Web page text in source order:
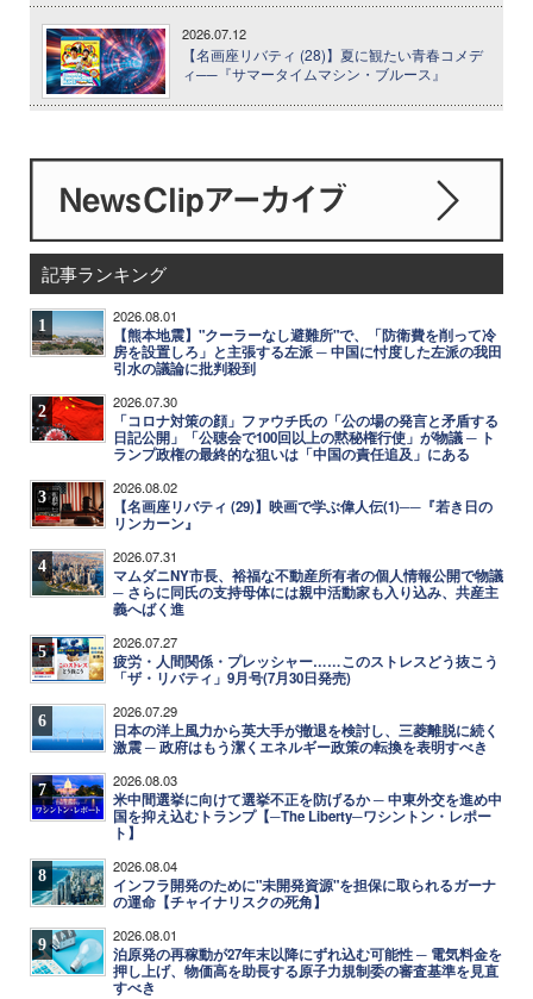
2026.07.12
【名画座リバティ (28)】夏に観たい青春コメデ
ィ──『サマータイムマシン・ブルース』
記事ランキング
1 2026.08.01
【熊本地震】"クーラーなし避難所"で、「防衛費を削って冷
房を設置しろ」と主張する左派 ─ 中国に忖度した左派の我田
引水の議論に批判殺到
2 2026.07.30
「コロナ対策の顔」ファウチ氏の「公の場の発言と矛盾する
日記公開」「公聴会で100回以上の黙秘権行使」が物議 ─ ト
ランプ政権の最終的な狙いは「中国の責任追及」にある
3 2026.08.02
【名画座リバティ (29)】映画で学ぶ偉人伝(1)──『若き日の
リンカーン』
4 2026.07.31
マムダニNY市長、裕福な不動産所有者の個人情報公開で物議
─ さらに同氏の支持母体には親中活動家も入り込み、共産主
義へばく進
5 2026.07.27
疲労・人間関係・プレッシャー……このストレスどう抜こう
「ザ・リバティ」9月号(7月30日発売)
6 2026.07.29
日本の洋上風力から英大手が撤退を検討し、三菱離脱に続く
激震 ─ 政府はもう潔くエネルギー政策の転換を表明すべき
7 2026.08.03
米中間選挙に向けて選挙不正を防げるか ─ 中東外交を進め中
国を抑え込むトランプ【─The Liberty─ワシントン・レポー
ト】
8 2026.08.04
インフラ開発のために"未開発資源"を担保に取られるガーナ
の運命【チャイナリスクの死角】
9 2026.08.01
泊原発の再稼動が27年末以降にずれ込む可能性 ─ 電気料金を
押し上げ、物価高を助長する原子力規制委の審査基準を見直
すべき